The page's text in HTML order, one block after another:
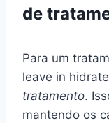
de
Para um
leave in
tratamento.
mantendo os